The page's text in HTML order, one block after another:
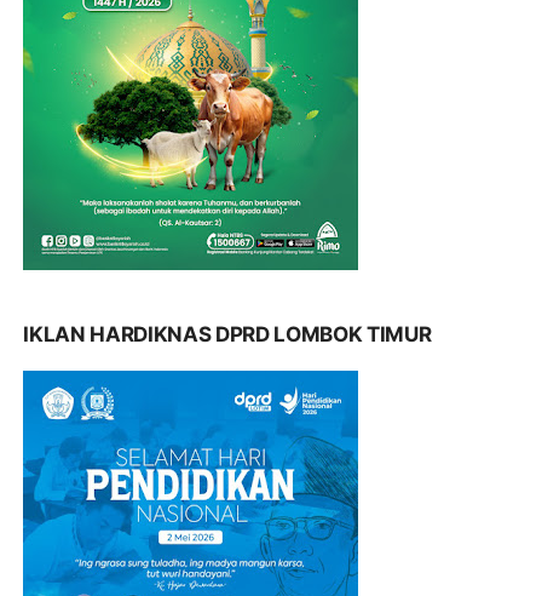
IKLAN HARDIKNAS DPRD LOMBOK TIMUR